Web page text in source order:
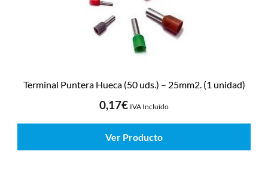
Terminal Puntera Hueca (50 uds.) – 25mm2. (1 unidad)
0,17€ IVA Incluído
Ver Producto